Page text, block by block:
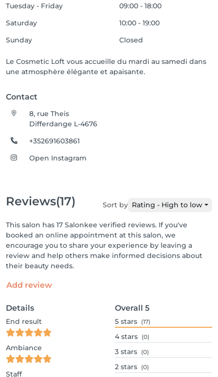
Tuesday - Friday
09:00 - 18:00
Saturday
10:00 - 19:00
Sunday
Closed
Le Cosmetic Loft vous accueille du mardi au samedi dans
une atmosphère élégante et apaisante.
Contact
8, rue Theis
Differdange L-4676
+352691603861
Open Instagram
Reviews(17) Sort by Rating - High to low
This salon has 17 Salonkee verified reviews. If you've
booked an online appointment at this salon, we
encourage you to share your experience by leaving a
review and help others make informed decisions about
their beauty needs.
Add review
Details
End result
Ambiance
Staff
Overall 5
5 stars (17)
4 stars (0)
3 stars (0)
2 stars (0)